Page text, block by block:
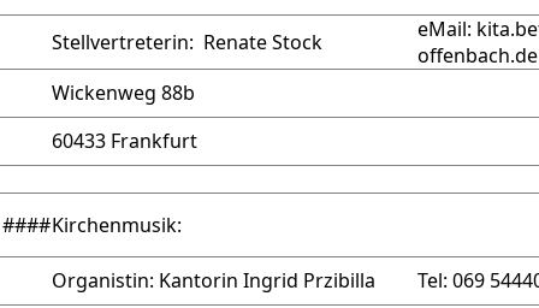
Stellvertreterin: Renate Stock
eMail:
offenbach.de
Wickenweg 88b
60433 Frankfurt
####Kirchenmusik:
Organistin: Kantorin Ingrid Przibilla Tel: 069